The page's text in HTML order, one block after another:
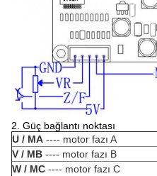
2. Güç bağlantı noktası
U / MA ---- motor fazı A
V / MB ---- motor fazı B
W / MC ---- motor fazı C